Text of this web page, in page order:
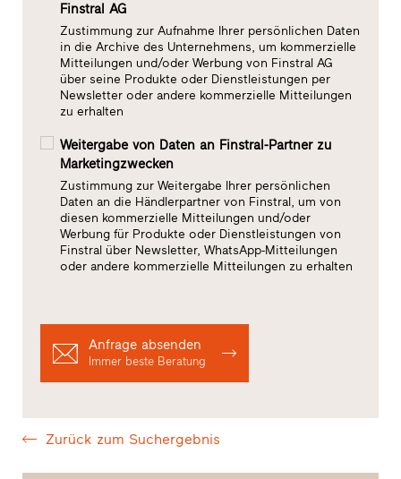
Finstral AG
Zustimmung zur Aufnahme Ihrer persönlichen Daten
in die Archive des Unternehmens, um kommerzielle
Mitteilungen und/oder Werbung von Finstral AG
über seine Produkte oder Dienstleistungen per
Newsletter oder andere kommerzielle Mitteilungen
zu erhalten
Weitergabe von Daten an Finstral-Partner zu
Marketingzwecken
Zustimmung zur Weitergabe Ihrer persönlichen
Daten an die Händlerpartner von Finstral, um von
diesen kommerzielle Mitteilungen und/oder
Werbung für Produkte oder Dienstleistungen von
Finstral über Newsletter, WhatsApp-Mitteilungen
oder andere kommerzielle Mitteilungen zu erhalten
Anfrage absenden
Immer beste Beratung
Zurück zum Suchergebnis